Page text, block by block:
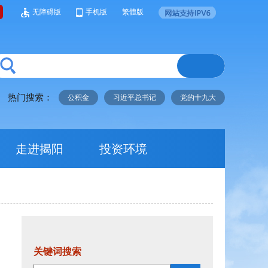
无障碍版 手机版 繁體版
热门搜索： 公积金 习近平总书记 党的十九大
走进揭阳 投资环境
关键词搜索